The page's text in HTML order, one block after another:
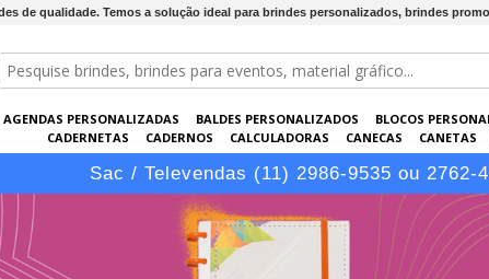
de qualidade. Temos a solução ideal para brindes personalizados, brindes
AGENDAS PERSONALIZADAS BALDES PERSONALIZADOS BLOCOS
CADERNETAS
CADERNOS CALCULADORAS CANECAS CANETAS
CONJUNTOS DE BRINDES
COPOS ELETRÔNICOS EMBALAGENS
Sac / Televendas (11) 2986-9535 ou 2762-